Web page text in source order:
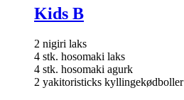
Kids B
2 nigiri laks
4 stk. hosomaki laks
4 stk. hosomaki agurk
2 yakitoristicks kyllingekødboller